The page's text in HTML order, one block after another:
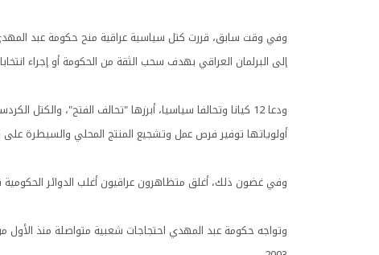
إلى البرلمان العراقي بهدف سحب الثقة من الحكومة أو إجراء
ودعا 12 كيانا وتحالفا سياسيا، أبرزها "تحالف الفتح"،
أولوياتها توفير فرص عمل وتشجيع المنتج المحلي والسيطرة على
وفي غضون ذلك، أغلق متظاهرون عراقيون أغلب الدوائر الحكومية
وتواجه حكومة عبد المهدي احتجاجات شعبية متواصلة منذ